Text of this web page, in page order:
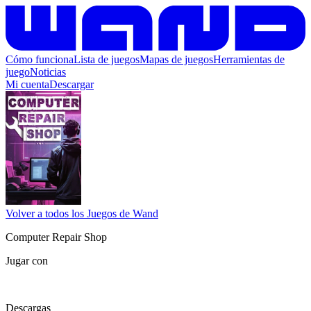
Cómo funcionaLista de juegosMapas de juegosHerramientas de
juegoNoticias
Mi cuentaDescargar
Volver a todos los Juegos de Wand
Computer Repair Shop
Jugar con
Descargas